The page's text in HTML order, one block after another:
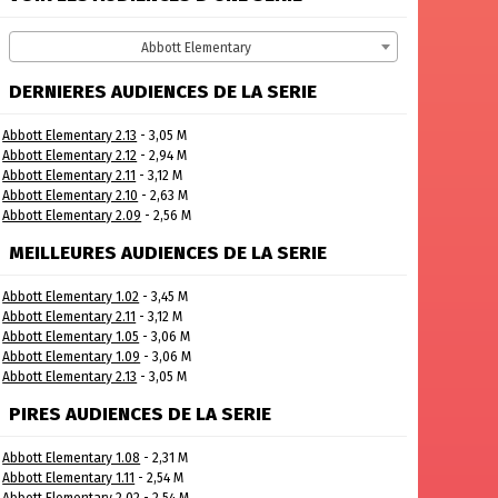
Abbott Elementary
DERNIERES AUDIENCES DE LA SERIE
Abbott Elementary 2.13 - 3,05 M
Abbott Elementary 2.12 - 2,94 M
Abbott Elementary 2.11 - 3,12 M
Abbott Elementary 2.10 - 2,63 M
Abbott Elementary 2.09 - 2,56 M
MEILLEURES AUDIENCES DE LA SERIE
Abbott Elementary 1.02 - 3,45 M
Abbott Elementary 2.11 - 3,12 M
Abbott Elementary 1.05 - 3,06 M
Abbott Elementary 1.09 - 3,06 M
Abbott Elementary 2.13 - 3,05 M
PIRES AUDIENCES DE LA SERIE
Abbott Elementary 1.08 - 2,31 M
Abbott Elementary 1.11 - 2,54 M